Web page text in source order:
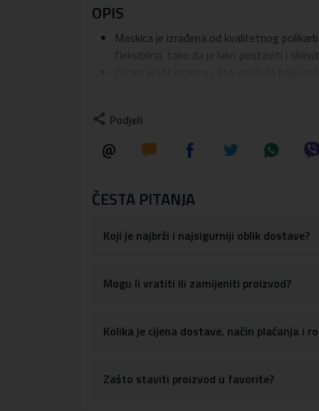
OPIS
Maskica je izrađena od kvalitetnog
fleksibilna, tako da je lako postaviti i
Dodatna prednost maskice je blago
Maskica ima precizne izreze za sve
pristupanje gumbima za kontrolu
S obzirom na materijale, maskicu je lako
Materijal:
Podjeli
ČESTA PITANJA
Koji je najbrži i najsigurniji oblik dostave?
Mogu li vratiti ili zamijeniti proizvod?
Kolika je cijena dostave, način plaćanja i
Zašto staviti proizvod u favorite?